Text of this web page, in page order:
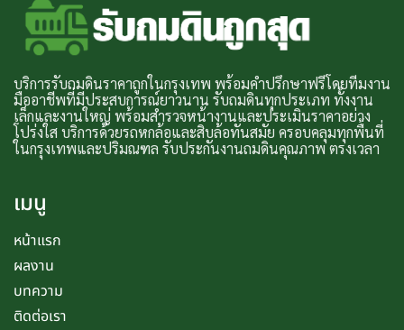
บริการรับถมดินราคาถูกในกรุงเทพ พร้อมคำปรึกษาฟรีโดยทีมงาน
มืออาชีพที่มีประสบการณ์ยาวนาน รับถมดินทุกประเภท ทั้งงาน
เล็กและงานใหญ่ พร้อมสำรวจหน้างานและประเมินราคาอย่าง
โปร่งใส บริการด้วยรถหกล้อและสิบล้อทันสมัย ครอบคลุมทุกพื้นที่
ในกรุงเทพและปริมณฑล รับประกันงานถมดินคุณภาพ ตรงเวลา
เมนู
หน้าแรก
ผลงาน
บทความ
ติดต่อเรา